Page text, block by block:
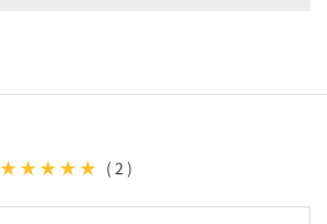
★★★★★ (2)